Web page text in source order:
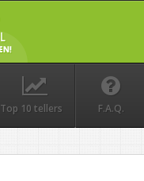
Top 10 tellers F.A.Q.